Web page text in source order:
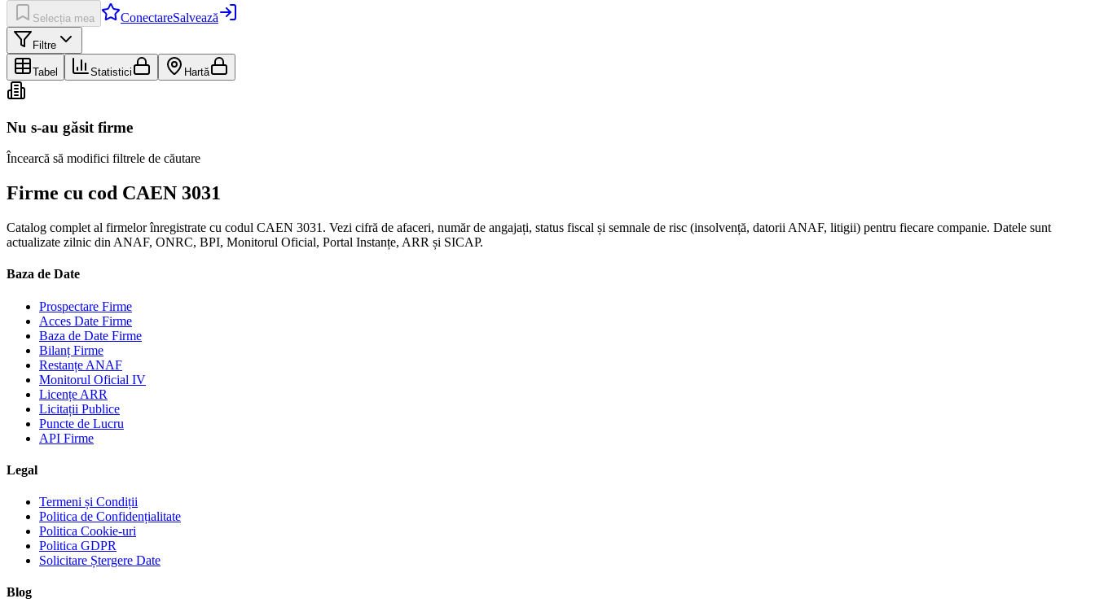
Selecția mea ConectareSalvează
Filtre
Tabel Statistici Hartă
Nu s-au găsit firme
Încearcă să modifici filtrele de căutare
Firme cu cod CAEN 3031
Catalog complet al firmelor înregistrate cu codul CAEN 3031. Vezi cifră de afaceri, număr de angajați, status fiscal și semnale de risc (insolvență, datorii ANAF, litigii) pentru fiecare companie. Datele sunt
actualizate zilnic din ANAF, ONRC, BPI, Monitorul Oficial, Portal Instanțe, ARR și SICAP.
Baza de Date
Prospectare Firme
Acces Date Firme
Baza de Date Firme
Bilanț Firme
Restanțe ANAF
Monitorul Oficial IV
Licențe ARR
Licitații Publice
Puncte de Lucru
API Firme
Legal
Termeni și Condiții
Politica de Confidențialitate
Politica Cookie-uri
Politica GDPR
Solicitare Ștergere Date
Blog